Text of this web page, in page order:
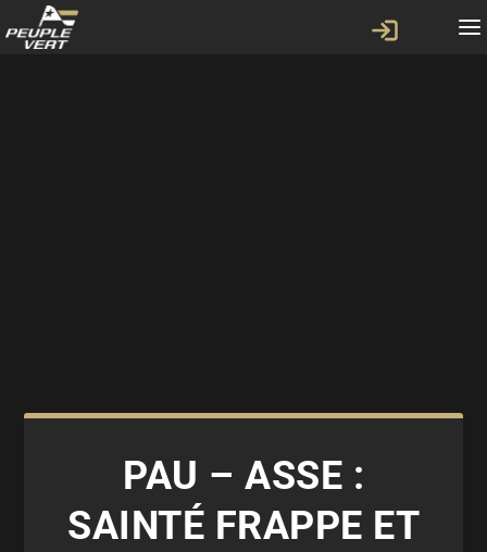
PAU – ASSE :
SAINTÉ FRAPPE ET